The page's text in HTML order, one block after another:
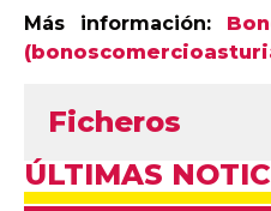
Más información:
Ficheros
ÚLTIMAS